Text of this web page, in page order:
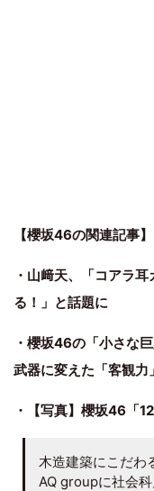
【櫻坂46の関連記事】
・山﨑天、「コアラ
る！」と話題に
・櫻坂46の「小さな
武器に変えた「客観力」
・【写真】櫻坂46「
木造建築にこだわ
AQ groupに社会